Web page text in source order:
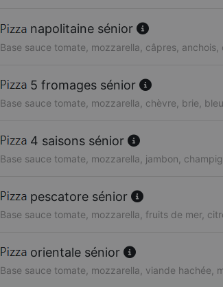
napolitaine sénior
Base sauce tomate, mozzarella, câpres, anchois,
5 fromages sénior
Base sauce tomate, mozzarella, chèvre, brie,
4 saisons sénior
Base sauce tomate, mozzarella, jambon,
pescatore sénior
Base sauce tomate, mozzarella, fruits de mer,
orientale sénior
Base sauce tomate, mozzarella, viande hachée,